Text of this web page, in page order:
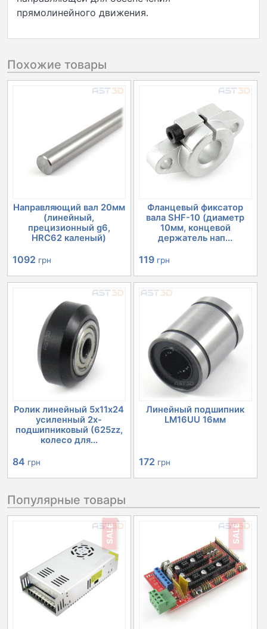
прямолинейного движения.
Похожие товары
Направляющий вал 20мм
(линейный,
прецизионный g6,
HRC62 каленый)
1092 грн
Фланцевый фиксатор
вала SHF-10 (диаметр
10мм, концевой
держатель нап...
119 грн
Ролик линейный 5х11х24
усиленный 2х-
подшипниковый (625zz,
колесо для...
84 грн
Линейный подшипник
LM16UU 16мм
172 грн
Популярные товары
SALE SALE